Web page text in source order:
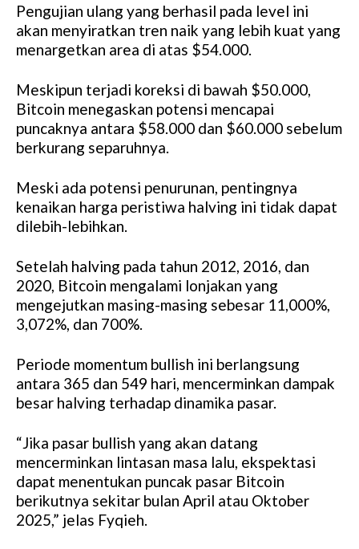
Pengujian ulang yang berhasil pada level ini
akan menyiratkan tren naik yang lebih kuat yang
menargetkan area di atas $54.000.
Meskipun terjadi koreksi di bawah $50.000,
Bitcoin menegaskan potensi mencapai
puncaknya antara $58.000 dan $60.000 sebelum
berkurang separuhnya.
Meski ada potensi penurunan, pentingnya
kenaikan harga peristiwa halving ini tidak dapat
dilebih-lebihkan.
Setelah halving pada tahun 2012, 2016, dan
2020, Bitcoin mengalami lonjakan yang
mengejutkan masing-masing sebesar 11,000%,
3,072%, dan 700%.
Periode momentum bullish ini berlangsung
antara 365 dan 549 hari, mencerminkan dampak
besar halving terhadap dinamika pasar.
“Jika pasar bullish yang akan datang
mencerminkan lintasan masa lalu, ekspektasi
dapat menentukan puncak pasar Bitcoin
berikutnya sekitar bulan April atau Oktober
2025,” jelas Fyqieh.